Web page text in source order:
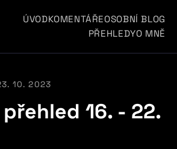
ÚVODKOMENTÁŘEOSOBNÍ BLOG
PŘEHLEDYO MNĚ
10. 2023
16. - 22.